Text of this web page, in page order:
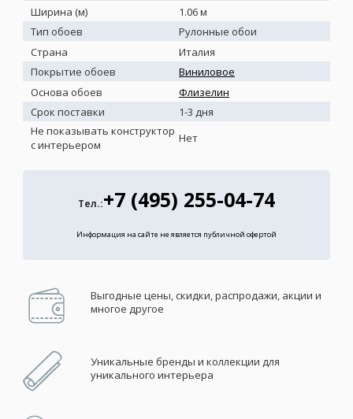
Ширина (м)
1.06 м
Тип обоев
Рулонные обои
Страна
Италия
Покрытие обоев
Виниловое
Основа обоев
Флизелин
Срок поставки
1-3 дня
Не показывать конструктор
с интерьером
Нет
Тел.:+7 (495) 255-04-74
Информация на сайте не является публичной офертой
Выгодные цены, скидки, распродажи, акции и
многое другое
Уникальные бренды и коллекции для
уникального интерьера